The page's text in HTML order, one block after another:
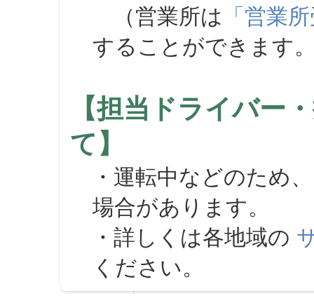
（営業所は 「営業
することができます
【担当ドライバー
て】
・運転中などのため
場合があります。
・詳しくは各地域の
ください。